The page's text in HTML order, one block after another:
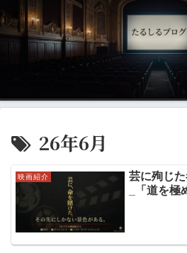
26年6月
映画紹介
芸に殉じ
_「道を極